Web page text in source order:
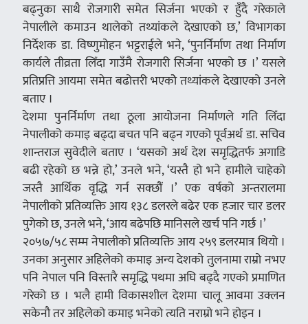
बढ्नुका साथै रोजगारी समेत सिर्जना भएको र हुँदै गरेकाले
नेपालीले कमाउन थालेको तथ्यांकले देखाएको छ,’ विभागका
निर्देशक डा. विष्णुमोहन भट्टराईले भने, ‘पुनर्निर्माण तथा निर्माण
कार्यले तीव्रता लिँदा गाउँमै रोजगारी सिर्जना भएको छ ।’ यसले
प्रतिप्रत्ति आयमा समेत बढोत्तरी भएकोे तथ्यांकले देखाएको उनले
बताए ।
देशमा पुनर्निर्माण तथा ठूला आयोजना निर्माणले गति लिँदा
नेपालीको कमाइ बढ्दा बचत पनि बढ्न गएको पूर्वअर्थ डा. सचिव
शान्तराज सुवेदीले बताए । ‘यसको अर्थ देश समृद्धितर्फ अगाडि
बढी रहेको छ भन्ने हो,’ उनले भने, ‘यस्तै हो भने हामीले चाहेको
जस्तै आर्थिक वृद्धि गर्न सक्छौं ।’ एक वर्षको अन्तरालमा
नेपालीको प्रतिव्यक्ति आय १३८ डलरले बढेर एक हजार चार डलर
पुगेको छ, उनले भने, ‘आय बढेपछि मानिसले खर्च पनि गर्छ ।’
२०५७/५८ सम्म नेपालीको प्रतिव्यक्ति आय २५९ डलरमात्र थियो ।
उनका अनुसार अहिलेको कमाइ अन्य देशको तुलनामा राम्रो नभए
पनि नेपाल पनि विस्तारै समृद्धि पथमा अघि बढ्दै गएको प्रमाणित
गरेको छ । भलै हामी विकासशील देशमा चालू आवमा उक्लन
सकेनौ तर अहिलेको कमाइ भनेको त्यति नराम्रो भने होइन ।